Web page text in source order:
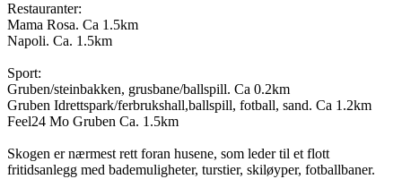
Restauranter:
Mama Rosa. Ca 1.5km
Napoli. Ca. 1.5km
Sport:
Gruben/steinbakken, grusbane/ballspill. Ca 0.2km
Gruben Idrettspark/ferbrukshall,ballspill, fotball, sand. Ca 1.2km
Feel24 Mo Gruben Ca. 1.5km
Skogen er nærmest rett foran husene, som leder til et flott
fritidsanlegg med bademuligheter, turstier, skiløyper, fotballbaner.